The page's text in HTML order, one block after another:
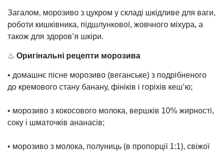
Загалом, морозиво з цукром у складі шкідливе для ваги,
роботи кишківника, підшлункової, жовчного міхура, а
також для здоров’я шкіри.
♨ Оригінальні рецепти морозива
• домашнє пісне морозиво (веганське) з подрібненого
до кремового стану банану, фініків і горіхів кеш’ю;
• морозиво з кокосового молока, вершків 10% жирності,
соку і шматочків ананасів;
• морозиво з молока, полуниць (в пропорції 1:1), свіжої